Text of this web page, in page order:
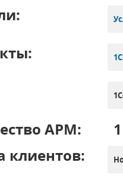
АРМ:
1
клиентов: